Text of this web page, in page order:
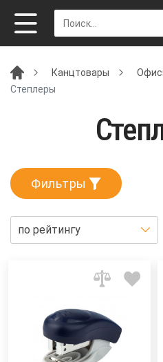
Канцтовары
Степлеры
Фильтры